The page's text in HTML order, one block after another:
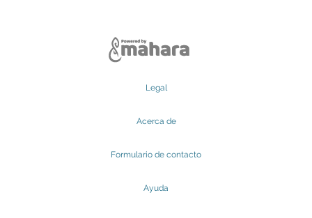
Legal
Acerca de
Formulario de contacto
Ayuda